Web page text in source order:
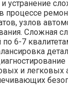
устранение
процессе
узлов
Сложная
6-7
и